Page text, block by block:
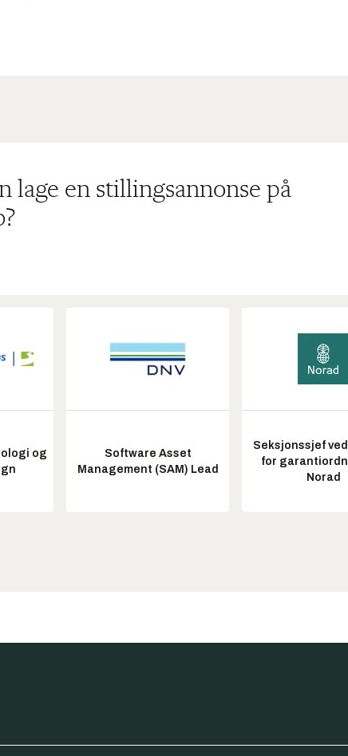
lage en stillingsannonse på
og
Software Asset
Management (SAM) Lead
Seksjonssjef
for
Norad